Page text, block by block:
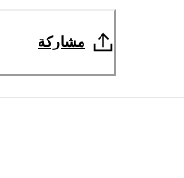
مشاركة